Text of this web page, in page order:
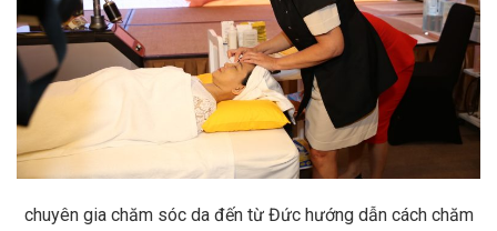
chuyên gia chăm sóc da đến từ Đức hướng dẫn cách chăm